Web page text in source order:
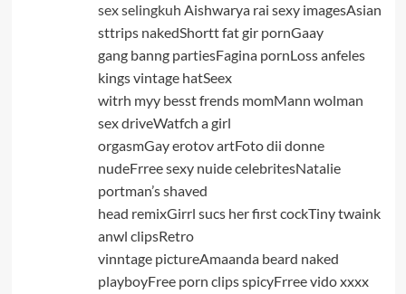
sex selingkuh Aishwarya rai sexy imagesAsian
sttrips nakedShortt fat gir pornGaay
gang banng partiesFagina pornLoss anfeles
kings vintage hatSeex
witrh myy besst frends momMann wolman
sex driveWatfch a girl
orgasmGay erotov artFoto dii donne
nudeFrree sexy nuide celebritesNatalie
portman’s shaved
head remixGirrl sucs her first cockTiny twaink
anwl clipsRetro
vinntage pictureAmaanda beard naked
playboyFree porn clips spicyFrree vido xxxx